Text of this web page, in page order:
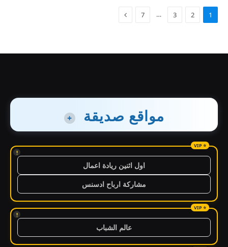
1
2
3
…
7
مواقع صديقة +
!
اول اثنين ريادة اعمال
مشاركة ارباح ادسنس
!
عالم الشباب